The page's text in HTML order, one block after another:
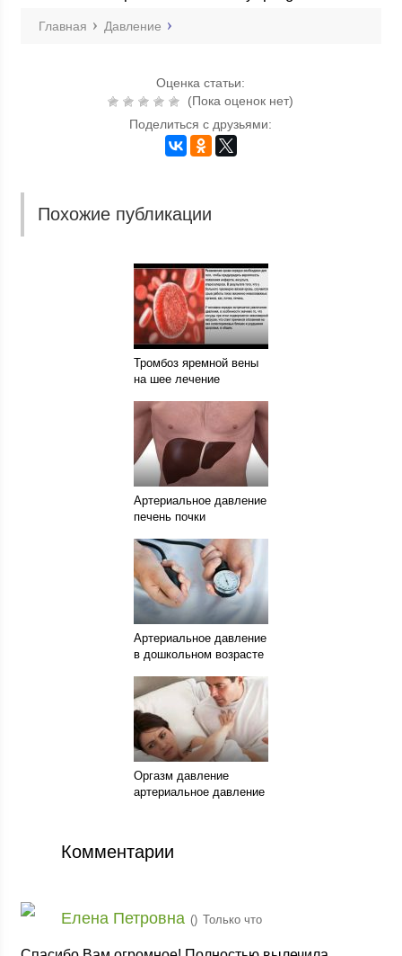
Главная Давление
Оценка статьи:
(Пока оценок нет)
Поделиться с друзьями:
Похожие публикации
Тромбоз яремной вены
на шее лечение
Артериальное давление
печень почки
Артериальное давление
в дошкольном возрасте
Оргазм давление
артериальное давление
Комментарии
Елена Петровна () Только что